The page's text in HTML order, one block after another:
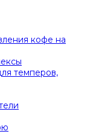
кофе на
темперов,